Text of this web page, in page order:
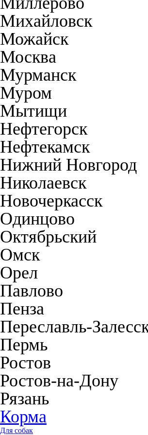
Михайловск
Можайск
Москва
Мурманск
Муром
Мытищи
Нефтегорск
Нефтекамск
Нижний Новгород
Николаевск
Новочеркасск
Одинцово
Октябрьский
Омск
Орел
Павлово
Пенза
Переславль-
Пермь
Ростов
Ростов-на-Дону
Рязань
Корма
Для собак